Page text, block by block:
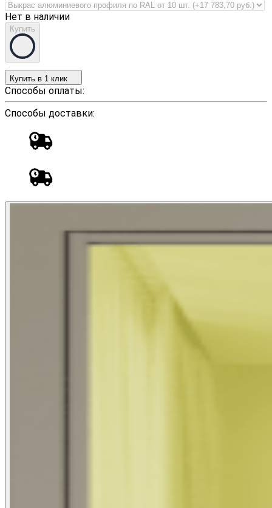
Нет в наличии
Купить
Купить в 1 клик
Способы оплаты:
Способы доставки: